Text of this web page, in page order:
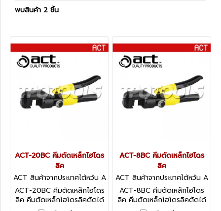
พบสินค้า 2 ชิ้น
ACT-20BC คีมตัดเหล็กไฮโดร
ลิค
ACT สินค้าจากประเทศไต้หวัน A
CT-20BC
ACT-20BC คีมตัดเหล็กไฮโดร
ลิค คีมตัดเหล็กไฮโดรลิคตัดได้
ACT-8BC คีมตัดเหล็กไฮโดร
ลิค
ACT สินค้าจากประเทศไต้หวัน A
CT-8BC
ACT-8BC คีมตัดเหล็กไฮโดร
ลิค คีมตัดเหล็กไฮโดรลิคตัดได้